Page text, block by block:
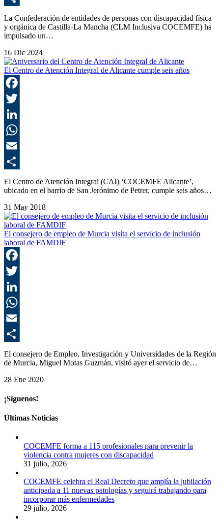
La Confederación de entidades de personas con discapacidad física
y orgánica de Castilla-La Mancha (CLM Inclusiva COCEMFE) ha
impulsado un…
16 Dic 2024
El Centro de Atención Integral de Alicante cumple seis años
El Centro de Atención Integral (CAI) ‘COCEMFE Alicante’,
ubicado en el barrio de San Jerónimo de Petrer, cumple seis años…
31 May 2018
El consejero de empleo de Murcia visita el servicio de inclusión
laboral de FAMDIF
El consejero de Empleo, Investigación y Universidades de la Región
de Murcia, Miguel Motas Guzmán, visitó ayer el servicio de…
28 Ene 2020
¡Síguenos!
Últimas Noticias
COCEMFE forma a 115 profesionales para prevenir la
violencia contra mujeres con discapacidad
31 julio, 2026
COCEMFE celebra el Real Decreto que amplía la jubilación
anticipada a 11 nuevas patologías y seguirá trabajando para
incorporar más enfermedades
29 julio, 2026